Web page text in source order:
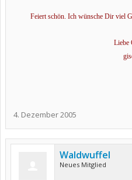
Feiert schön. Ich wünsche Dir viel
Liebe
4. Dezember 2005
Waldwuffel
Neues Mitglied